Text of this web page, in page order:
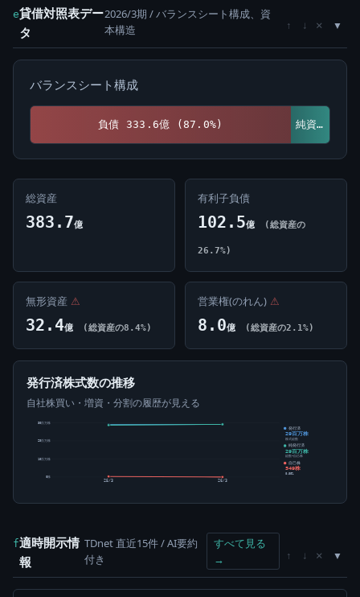
e貸借対照表デー
タ
2026/3期 / バランスシート構成、資
本構造
↑ ↓ ×
バランスシート構成
負債 333.6億 (87.0%) 純資産 50.0億 (13.0%)
総資産
383.7億
有利子負債
102.5億 (総資産の
26.7%)
無形資産 ⚠
32.4億 (総資産の8.4%)
営業権(のれん) ⚠
8.0億 (総資産の2.1%)
発行済株式数の推移
自社株買い・増資・分割の履歴が見える
0株
10百万株
20百万株
30百万株
25/3 26/3
発行済
29百万株
株式総数
純発行済
29百万株
総数-自己株
自己株
549株
0.00%
f適時開示情
報
TDnet 直近15件 / AI要約
付き
すべて見る
→
↑ ↓ ×